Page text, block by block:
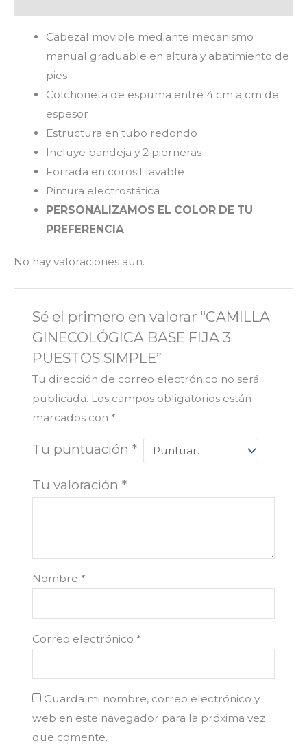
Cabezal movible mediante mecanismo
manual graduable en altura y abatimiento de
pies
Colchoneta de espuma entre 4 cm a cm de
espesor
Estructura en tubo redondo
Incluye bandeja y 2 pierneras
Forrada en corosil lavable
Pintura electrostática
PERSONALIZAMOS EL COLOR DE TU
PREFERENCIA
No hay valoraciones aún.
Sé el primero en valorar “CAMILLA
GINECOLÓGICA BASE FIJA 3
PUESTOS SIMPLE”
Tu dirección de correo electrónico no será
publicada. Los campos obligatorios están
marcados con *
Tu puntuación *
Tu valoración *
Nombre *
Correo electrónico *
Guarda mi nombre, correo electrónico y
web en este navegador para la próxima vez
que comente.